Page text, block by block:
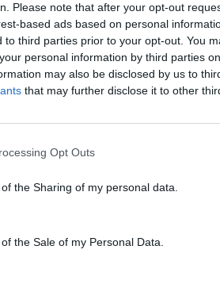
Please note that after your opt-out
based ads based on personal
to third parties prior to your opt-out. You
personal information by third parties
may also be disclosed by us to
that may further disclose it to other
Opt Outs
the Sharing of my personal data.
the Sale of my Personal Data.
a jelszavát?
BEJELENTKEZÉS